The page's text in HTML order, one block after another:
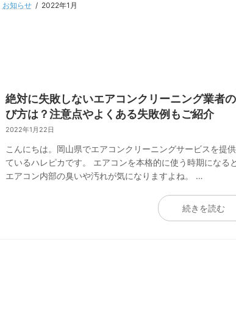
お知らせ 2022年1月
絶対に失敗しないエアコンクリーニング業者
び方は？注意点やよくある失敗例もご紹介
2022年1月22日
こんにちは。岡山県でエアコンクリーニングサービスを提
ているハレピカです。 エアコンを本格的に使う時期になると
エアコン内部の臭いや汚れが気になりますよね。 …
続きを読む